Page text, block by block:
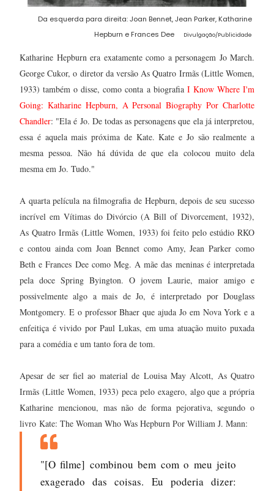
Da esquerda para direita: Joan Bennet, Jean Parker, Katharine
Hepburn e Frances Dee
Divulgação/Publicidade
Katharine Hepburn era exatamente como a personagem Jo March.
George Cukor, o diretor da versão As Quatro Irmãs (Little Women,
1933) também o disse, como conta a biografia I Know Where I'm
Going: Katharine Hepburn, A Personal Biography Por Charlotte
Chandler: "Ela é Jo. De todas as personagens que ela já interpretou,
essa é aquela mais próxima de Kate. Kate e Jo são realmente a
mesma pessoa. Não há dúvida de que ela colocou muito dela
mesma em Jo. Tudo."
A quarta película na filmografia de Hepburn, depois de seu sucesso
incrível em Vítimas do Divórcio (A Bill of Divorcement, 1932),
As Quatro Irmãs (Little Women, 1933) foi feito pelo estúdio RKO
e contou ainda com Joan Bennet como Amy, Jean Parker como
Beth e Frances Dee como Meg. A mãe das meninas é interpretada
pela doce Spring Byington. O jovem Laurie, maior amigo e
possivelmente algo a mais de Jo, é interpretado por Douglass
Montgomery. E o professor Bhaer que ajuda Jo em Nova York e a
enfeitiça é vivido por Paul Lukas, em uma atuação muito puxada
para a comédia e um tanto fora de tom.
Apesar de ser fiel ao material de Louisa May Alcott, As Quatro
Irmãs (Little Women, 1933) peca pelo exagero, algo que a própria
Katharine mencionou, mas não de forma pejorativa, segundo o
livro Kate: The Woman Who Was Hepburn Por William J. Mann:
"[O filme] combinou bem com o meu jeito
exagerado das coisas. Eu poderia dizer: